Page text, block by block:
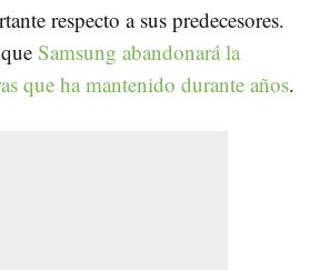
respecto a sus predecesores.
Samsung abandonará la
que ha mantenido durante años.